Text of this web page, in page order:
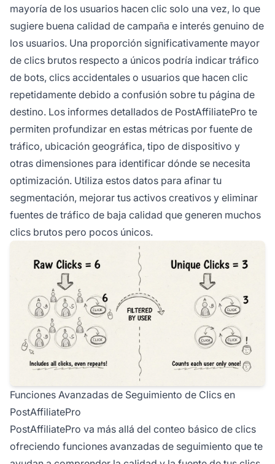
mayoría de los usuarios hacen clic solo una vez, lo que
sugiere buena calidad de campaña e interés genuino de
los usuarios. Una proporción significativamente mayor
de clics brutos respecto a únicos podría indicar tráfico
de bots, clics accidentales o usuarios que hacen clic
repetidamente debido a confusión sobre tu página de
destino. Los informes detallados de PostAffiliatePro te
permiten profundizar en estas métricas por fuente de
tráfico, ubicación geográfica, tipo de dispositivo y
otras dimensiones para identificar dónde se necesita
optimización. Utiliza estos datos para afinar tu
segmentación, mejorar tus activos creativos y eliminar
fuentes de tráfico de baja calidad que generen muchos
clics brutos pero pocos únicos.
Funciones Avanzadas de Seguimiento de Clics en
PostAffiliatePro
PostAffiliatePro va más allá del conteo básico de clics
ofreciendo funciones avanzadas de seguimiento que te